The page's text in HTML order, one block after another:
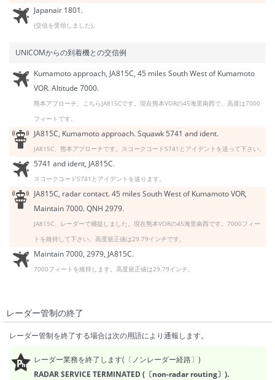
Japanair 1801.
(交信を受領しました)。
UNICOMからの到着機との交信例
Kumamoto approach, JA815C, 45 miles South West of Kumamoto
VOR. Altitude 7000.
熊本アプローチ、こちらJA815Cです。現在熊本VORの45海里南西で、高度は7000
フィートです。
JA815C, Kumamoto approach. Squawk 5741 and ident.
JA815C、熊本アプローチです。スコークコード5741とアイデントを送って下さい。
5741 and ident, JA815C.
スコークコード5741とアイデントを送ります。
JA815C, radar contact. 45 miles South West of Kumamoto VOR,
Maintain 7000. QNH 2979.
JA815C、レーダーで捕捉しました。現在熊本VORの45海里南西です。7000フィー
トを維持して下さい。高度規正値は29.79インチです。
Maintain 7000, 2979, JA815C.
7000フィートを維持します。高度規正値は29.79インチ。
レーダー管制の終了
レーダー管制を終了する場合は次の用語により通報します。
レーダー業務を終了します(〔ノンレーダー経路〕)
RADAR SERVICE TERMINATED (〔non-radar routing〕).